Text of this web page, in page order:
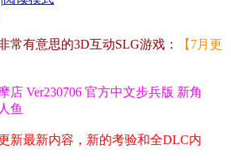
常有意思的3D互动SLG游戏：
【7月更
店 Ver230706 官方中文步兵版 新角
鱼
新最新内容，新的考验和全DLC内